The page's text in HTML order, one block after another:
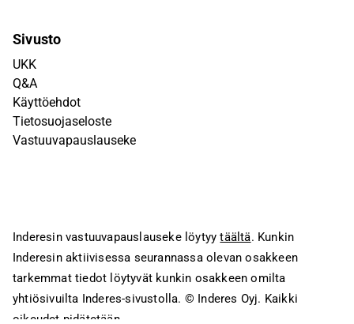
Sivusto
UKK
Q&A
Käyttöehdot
Tietosuojaseloste
Vastuuvapauslauseke
Inderesin vastuuvapauslauseke löytyytäältä. Kunkin
Inderesin aktiivisessa seurannassa olevan osakkeen
tarkemmat tiedot löytyvät kunkin osakkeen omilta
yhtiösivuilta Inderes-sivustolla. © Inderes Oyj. Kaikki
oikeudet pidätetään.